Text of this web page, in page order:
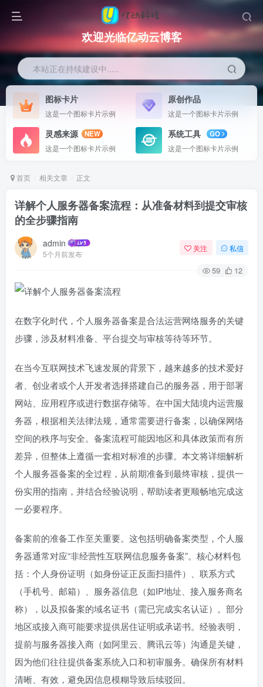
欢迎光临亿动云博客
本站正在持续建设中.....
图标卡片
这是一个图标卡片示例
原创作品
这是一个图标卡片示例
灵感来源
NEW
这是一个图标卡片示例
系统工具
GO
这是一个图标卡片示例
首页 相关文章 正文
详解个人服务器备案流程：从准备材料到提交审核
的全步骤指南
admin
5个月前发布
关注 私信
59 12
在数字化时代，个人服务器备案是合法运营网络服务的关键
步骤，涉及材料准备、平台提交与审核等待等环节。
在当今互联网技术飞速发展的背景下，越来越多的技术爱好
者、创业者或个人开发者选择搭建自己的服务器，用于部署
网站、应用程序或进行数据存储等。在中国大陆境内运营服
务器，根据相关法律法规，通常需要进行备案，以确保网络
空间的秩序与安全。备案流程可能因地区和具体政策而有所
差异，但整体上遵循一套相对标准的步骤。本文将详细解析
个人服务器备案的全过程，从前期准备到最终审核，提供一
份实用的指南，并结合经验说明，帮助读者更顺畅地完成这
一必要程序。
备案前的准备工作至关重要。这包括明确备案类型，个人服
务器通常对应“非经营性互联网信息服务备案”。核心材料包
括：个人身份证明（如身份证正反面扫描件）、联系方式
（手机号、邮箱）、服务器信息（如IP地址、接入服务商名
称），以及拟备案的域名证书（需已完成实名认证）。部分
地区或接入商可能要求提供居住证明或承诺书。经验表明，
提前与服务器接入商（如阿里云、腾讯云等）沟通是关键，
因为他们往往提供备案系统入口和初审服务。确保所有材料
清晰、有效，避免因信息模糊导致后续驳回。